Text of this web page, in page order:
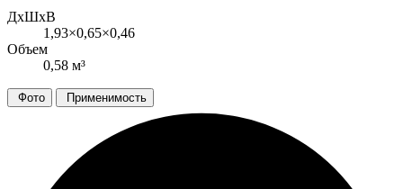
ДxШxВ
1,93×0,65×0,46
Объем
0,58 м³
Фото Применимость